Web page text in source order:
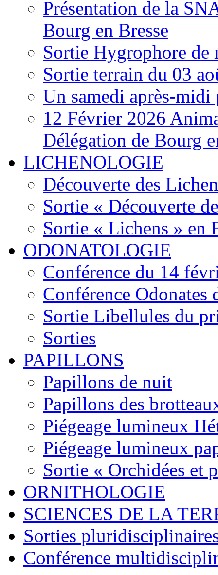
Présentation de la
Bourg en Bresse
Sortie Hygrophore de
Sortie terrain du 03
Un samedi après-
12 Février 2026
Délégation de Bourg
LICHENOLOGIE
Découverte des
Sortie « Découverte
Sortie « Lichens » en
ODONATOLOGIE
Conférence du 14
Conférence
Sortie Libellules du
Sorties
PAPILLONS
Papillons de nuit
Papillons des
Piégeage lumineux
Piégeage lumineux
Sortie « Orchidées et
ORNITHOLOGIE
SCIENCES DE LA
Sorties
Conférence